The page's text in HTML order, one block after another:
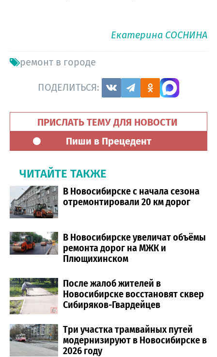
Екатерина СОСНИНА
ремонт в городе
ПОДЕЛИТЬСЯ:
ПРИСЛАТЬ ТЕМУ ДЛЯ НОВОСТИ
Пиши в Прецедент
ЧИТАЙТЕ ТАКЖЕ
В Новосибирске с начала сезона
отремонтировали 20 км дорог
В Новосибирске увеличат объёмы
ремонта дорог на МЖК и
Плющихинском
После жалоб жителей в
Новосибирске восстановят сквер
Сибиряков-Гвардейцев
Три участка трамвайных путей
модернизируют в Новосибирске в
2026 году